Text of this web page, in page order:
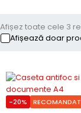
Afișez toate cele 3
Afișează doar
-20% RECOMANDAT
In stoc